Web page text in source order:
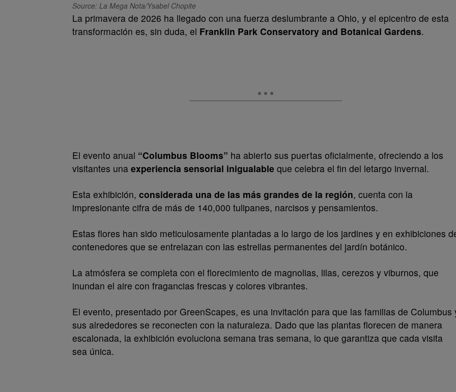
Source: La Mega Nota/Ysabel Chopite
La primavera de 2026 ha llegado con una fuerza deslumbrante a Ohio, y el epicentro de esta
transformación es, sin duda, el Franklin Park Conservatory and Botanical Gardens.
El evento anual “Columbus Blooms” ha abierto sus puertas oficialmente, ofreciendo a los
visitantes una experiencia sensorial inigualable que celebra el fin del letargo invernal.
Esta exhibición, considerada una de las más grandes de la región, cuenta con la
impresionante cifra de más de 140,000 tulipanes, narcisos y pensamientos.
Estas flores han sido meticulosamente plantadas a lo largo de los jardines y en exhibiciones
contenedores que se entrelazan con las estrellas permanentes del jardín botánico.
La atmósfera se completa con el florecimiento de magnolias, lilas, cerezos y viburnos, que
inundan el aire con fragancias frescas y colores vibrantes.
El evento, presentado por GreenScapes, es una invitación para que las familias de Columbus
sus alrededores se reconecten con la naturaleza. Dado que las plantas florecen de manera
escalonada, la exhibición evoluciona semana tras semana, lo que garantiza que cada visita
sea única.